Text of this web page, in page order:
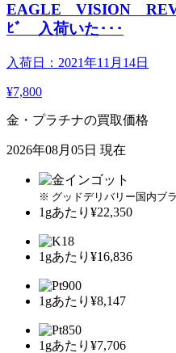
EAGLE VISION
ﾋﾞ 入荷いた･･･
入荷日：2021年11月14日
¥7,800
金・プラチナの買取価格
2026年08月05日 現在
※ グッドデリバリー国内ブ
1gあたり ¥22,350
1gあたり ¥16,836
1gあたり ¥8,147
1gあたり ¥7,706